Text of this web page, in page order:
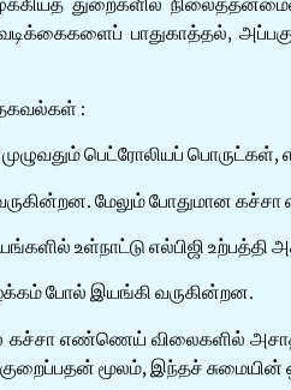
துறைகளில்
பாதுகாத்தல்,
:
பெட்ரோலியப்
மேலும் போதுமான
உள்நாட்டு எல்பிஜி உற்பத்தி
போல் இயங்கி வருகின்றன.
எண்ணெய் விலைகளில்
மூலம், இந்தச்